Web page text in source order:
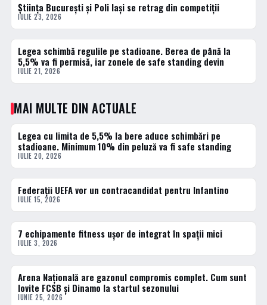
2 · TOP
Știința București și Poli Iași se retrag din competiții
IULIE 23, 2026
3 · TOP
Legea schimbă regulile pe stadioane. Berea de până la
5,5% va fi permisă, iar zonele de safe standing devin
IULIE 21, 2026
MAI MULTE DIN ACTUALE
ACTUALE
Legea cu limita de 5,5% la bere aduce schimbări pe
stadioane. Minimum 10% din peluză va fi safe standing
IULIE 20, 2026
ACTUALE
Federații UEFA vor un contracandidat pentru Infantino
IULIE 15, 2026
ACTUALE
7 echipamente fitness ușor de integrat în spații mici
IULIE 3, 2026
ACTUALE
Arena Națională are gazonul compromis complet. Cum sunt
lovite FCSB și Dinamo la startul sezonului
IUNIE 25, 2026